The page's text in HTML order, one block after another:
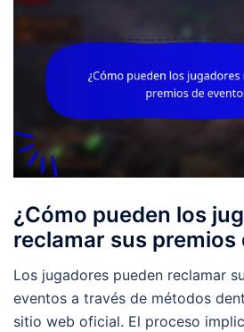
¿Cómo pueden los
reclamar sus premios
Los jugadores pueden reclamar
eventos a través de métodos
sitio web oficial. El proceso